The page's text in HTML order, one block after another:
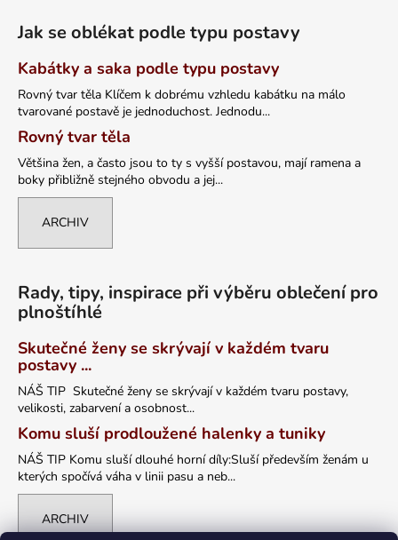
Jak se oblékat podle typu postavy
Kabátky a saka podle typu postavy
Rovný tvar těla Klíčem k dobrému vzhledu kabátku na málo
tvarované postavě je jednoduchost. Jednodu...
Rovný tvar těla
Většina žen, a často jsou to ty s vyšší postavou, mají ramena a
boky přibližně stejného obvodu a jej...
ARCHIV
Rady, tipy, inspirace při výběru oblečení pro
plnoštíhlé
Skutečné ženy se skrývají v každém tvaru
postavy ...
NÁŠ TIP Skutečné ženy se skrývají v každém tvaru postavy,
velikosti, zabarvení a osobnost...
Komu sluší prodloužené halenky a tuniky
NÁŠ TIP Komu sluší dlouhé horní díly:Sluší především ženám u
kterých spočívá váha v linii pasu a neb...
ARCHIV